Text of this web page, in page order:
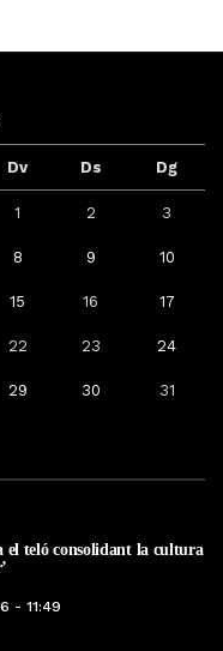
Dv Ds Dg
1 2 3
8 9 10
15 16 17
22 23 24
29 30 31
el teló consolidant la cultura
- 11:49